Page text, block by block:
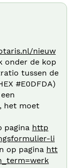
nieuw
onder de kop
tussen de
#E0DFDA)
het moet
pagina http
li
op pagina htt